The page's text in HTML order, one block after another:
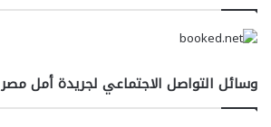
وسائل التواصل الاجتماعي لجريدة أمل مصر